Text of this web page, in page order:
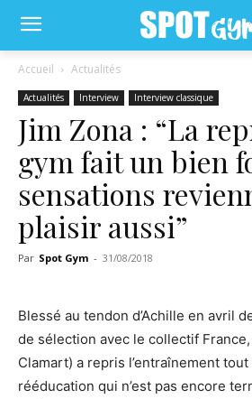
Accueil Actualités
Actualités Interview Interview classique
Jim Zona : “La
gym fait un bien
sensations
plaisir aussi”
Par Spot Gym - 31/08/2018
Blessé au tendon d’Achille en avril
de sélection avec le collectif France,
Clamart) a repris l’entraînement
rééducation qui n’est pas encore